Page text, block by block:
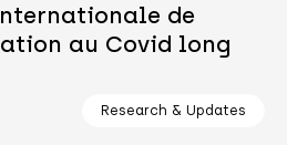
de
au Covid long
Research & Updates